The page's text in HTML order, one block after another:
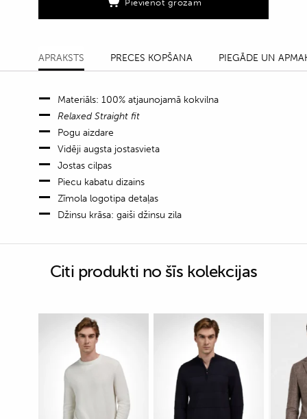
Pievienot grozam
APRAKSTS PRECES KOPŠANA PIEGĀDE UN
Materiāls: 100% atjaunojamā kokvilna
Relaxed Straight fit
Pogu aizdare
Vidēji augsta jostasvieta
Jostas cilpas
Piecu kabatu dizains
Zīmola logotipa detaļas
Džinsu krāsa: gaiši džinsu zila
Citi produkti no šīs kolekcijas